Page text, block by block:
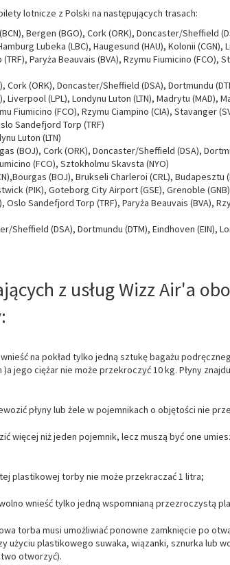
lotnicze z Polski na następujących trasach:
Bergen (BGO), Cork (ORK), Doncaster/Sheffield
Lubeka (LBC), Haugesund (HAU), Kolonii (CGN),
Paryża Beauvais (BVA), Rzymu Fiumicino (FCO),
Cork (ORK), Doncaster/Sheffield (DSA), Dortmundu
Liverpool (LPL), Londynu Luton (LTN), Madrytu (MAD),
Fiumicino (FCO), Rzymu Ciampino (CIA), Stavanger
Sandefjord Torp (TRF)
Luton (LTN)
(BOJ), Cork (ORK), Doncaster/Sheffield (DSA),
(FCO), Sztokholmu Skavsta (NYO)
(BOJ), Brukseli Charleroi (CRL),
(PIK), Goteborg City Airport (GSE), Grenoble
Sandefjord Torp (TRF), Paryża Beauvais (BVA),
Sheffield (DSA), Dortmundu (DTM), Eindhoven (EIN),
z usług Wizz Air'a
na pokład tylko jedną sztukę bagażu
jego ciężar nie może przekroczyć 10 kg. Płyny
płyny lub żele w pojemnikach o objętości nie
więcej niż jeden pojemnik, lecz muszą być one
plastikowej torby nie może przekraczać 1 litra;
wnieść tylko jedną wspomnianą przezroczystą
torba musi umożliwiać ponowne zamknięcie po
użyciu plastikowego suwaka, wiązanki, sznurka lub
otworzyć).